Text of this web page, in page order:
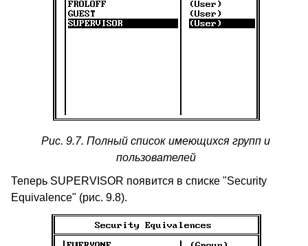
Рис. 9.7. Полный список имеющихся групп и
пользователей
Теперь SUPERVISOR появится в списке "Security
Equivalence" (рис. 9.8).